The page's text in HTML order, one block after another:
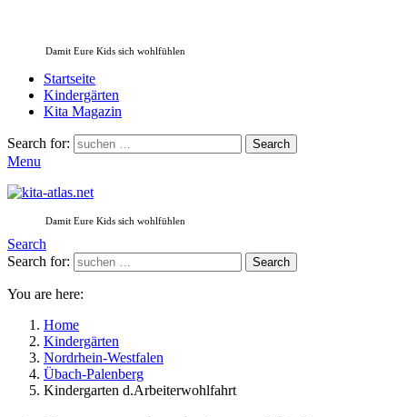
Damit Eure Kids sich wohlfühlen
Startseite
Kindergärten
Kita Magazin
Search for: Search
Menu
Damit Eure Kids sich wohlfühlen
Search
Search for:
Search
You are here:
Home
Kindergärten
Nordrhein-Westfalen
Übach-Palenberg
Kindergarten d.Arbeiterwohlfahrt